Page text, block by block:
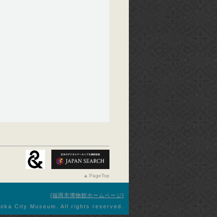
PageTop
福岡市博物館ホームページ
City Museum. All rights reserved.